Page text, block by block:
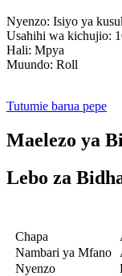
Nyenzo: Isiyo ya
Usahihi wa kichujio:
Hali: Mpya
Muundo: Roll
Tutumie barua pepe
Maelezo ya
Lebo za
Chapa
Nambari ya Mfano
Nyenzo